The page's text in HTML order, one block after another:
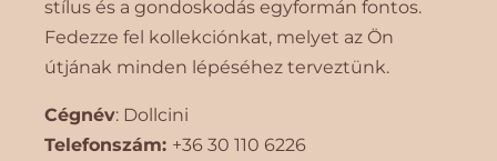
stílus és a gondoskodás egyformán fontos.
Fedezze fel kollekciónkat, melyet az Ön
útjának minden lépéséhez terveztünk.
Cégnév: Dollcini
Telefonszám: +36 30 110 6226